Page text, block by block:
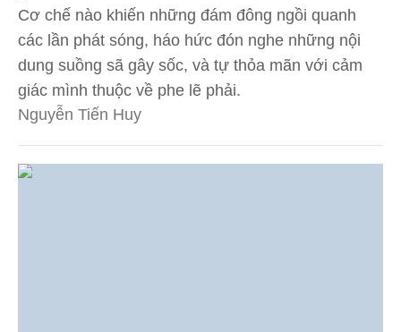
Cơ chế nào khiến những đám đông ngồi quanh
các lần phát sóng, háo hức đón nghe những nội
dung suồng sã gây sốc, và tự thỏa mãn với cảm
giác mình thuộc về phe lẽ phải.
Nguyễn Tiến Huy